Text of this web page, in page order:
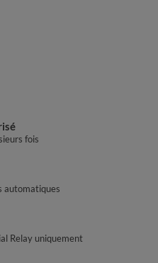
fois
automatiques
Relay uniquement